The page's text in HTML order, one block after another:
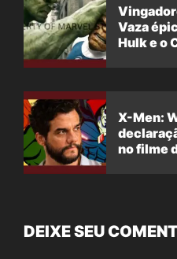
Vaza
Hulk e o
X-Men:
no filme
DEIXE SEU